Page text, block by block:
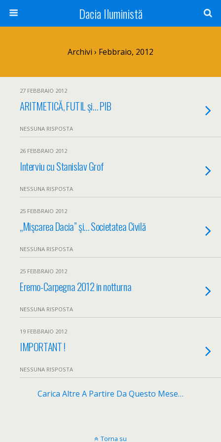
Dacia Iluministă
Archivi › Febbraio, 2012
27 FEBBRAIO 2012
ARITMETICĂ, FUTIL şi… PIB
NESSUNA RISPOSTA
26 FEBBRAIO 2012
Interviu cu Stanislav Grof
NESSUNA RISPOSTA
25 FEBBRAIO 2012
„Mişcarea Dacia” şi… Societatea Civilă
NESSUNA RISPOSTA
25 FEBBRAIO 2012
Eremo-Carpegna 2012 in notturna
NESSUNA RISPOSTA
19 FEBBRAIO 2012
IMPORTANT !
NESSUNA RISPOSTA
Carica Altre A Partire Da Questo Mese…
Torna su